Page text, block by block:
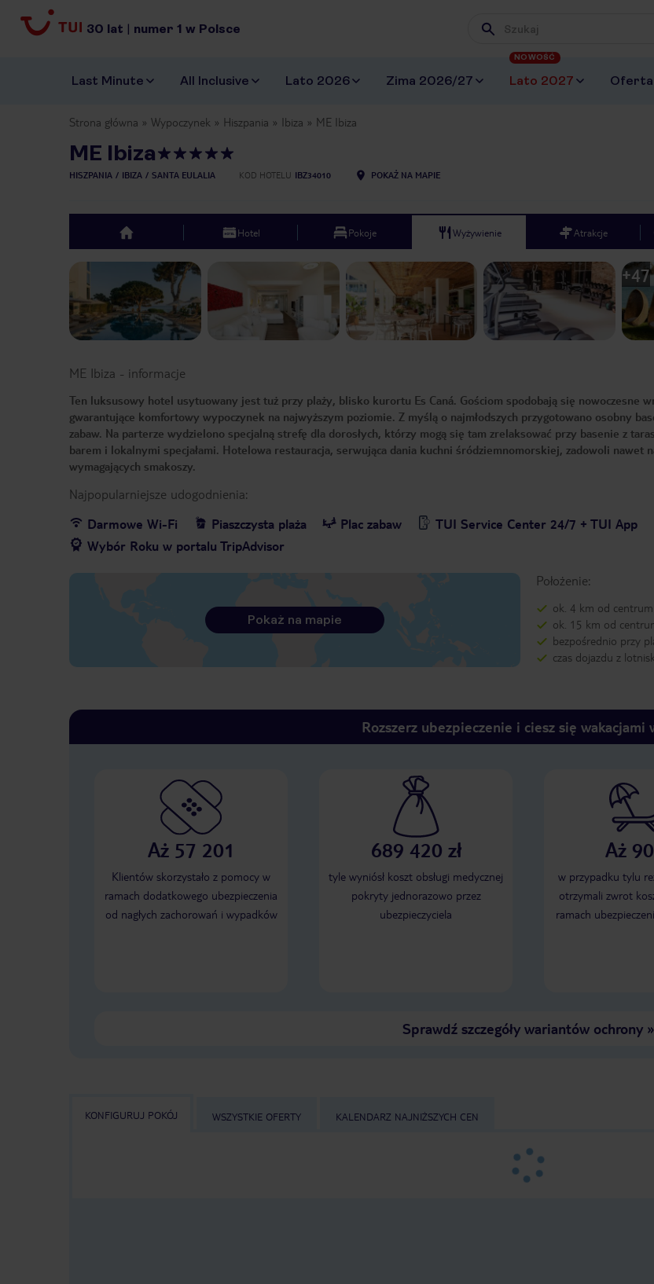
30 lat | numer 1 w Polsce Wpisz frazę, której szukasz
Last Minute All Inclusive Lato 2026 Zima 2026/27 Lato 2027
NOWOŚĆ
Oferta
Strona główna Wypoczynek Hiszpania Ibiza ME Ibiza
ME Ibiza
HISZPANIA IBIZA SANTA EULALIA KOD HOTELU IBZ34010 POKAŻ NA MAPIE
top Hotel Pokoje Wyżywienie Atrakcje
Previous slide +47
ME Ibiza - informacje
Ten luksusowy hotel usytuowany jest tuż przy plaży, blisko kurortu Es Caná. Gościom spodobają się nowoczesne
gwarantujące komfortowy wypoczynek na najwyższym poziomie. Z myślą o najmłodszych przygotowano osobny
zabaw. Na parterze wydzielono specjalną strefę dla dorosłych, którzy mogą się tam zrelaksować przy basenie z
barem i lokalnymi specjałami. Hotelowa restauracja, serwująca dania kuchni śródziemnomorskiej, zadowoli nawet
wymagających smakoszy.
Najpopularniejsze udogodnienia:
Darmowe Wi-Fi
Piaszczysta plaża Plac zabaw
TUI Service Center 24/7 + TUI App
Wybór Roku w portalu TripAdvisor
Położenie:
ok. 4 km od
ok. 15 km od
bezpośrednio przy
czas dojazdu z
Pokaż na mapie
Rozszerz ubezpieczenie i ciesz się wakacjami
Aż 57 201
Klientów skorzystało z pomocy w
ramach dodatkowego ubezpieczenia
od nagłych zachorowań i wypadków
689 420 zł
tyle wyniósł koszt obsługi medycznej
pokryty jednorazowo przez
ubezpieczyciela
Aż
w przypadku tylu
otrzymali zwrot
ramach
Sprawdź szczegóły wariantów ochrony»
KONFIGURUJ POKÓJ WSZYSTKIE OFERTY KALENDARZ NAJNIŻSZYCH CEN